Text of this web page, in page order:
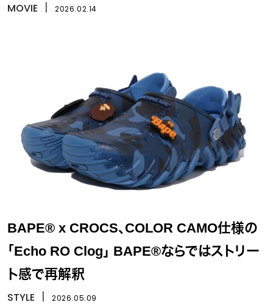
MOVIE 2026.02.14
BAPE® x CROCS、COLOR CAMO仕様の
「Echo RO Clog」 BAPE®ならではストリー
ト感で再解釈
STYLE 2026.05.09